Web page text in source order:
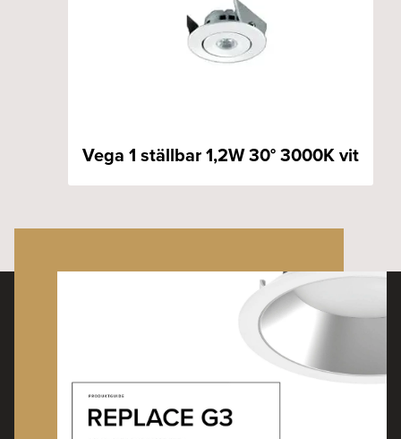
Vega 1 ställbar 1,2W 30° 3000K vit